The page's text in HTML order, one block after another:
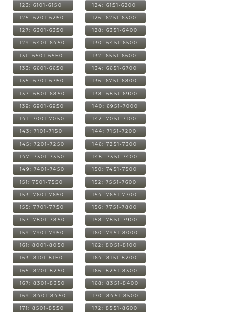
123: 6101-6150 124: 6151-6200
125: 6201-6250 126: 6251-6300
127: 6301-6350 128: 6351-6400
129: 6401-6450 130: 6451-6500
131: 6501-6550 132: 6551-6600
133: 6601-6650 134: 6651-6700
135: 6701-6750 136: 6751-6800
137: 6801-6850 138: 6851-6900
139: 6901-6950 140: 6951-7000
141: 7001-7050 142: 7051-7100
143: 7101-7150 144: 7151-7200
145: 7201-7250 146: 7251-7300
147: 7301-7350 148: 7351-7400
149: 7401-7450 150: 7451-7500
151: 7501-7550 152: 7551-7600
153: 7601-7650 154: 7651-7700
155: 7701-7750 156: 7751-7800
157: 7801-7850 158: 7851-7900
159: 7901-7950 160: 7951-8000
161: 8001-8050 162: 8051-8100
163: 8101-8150 164: 8151-8200
165: 8201-8250 166: 8251-8300
167: 8301-8350 168: 8351-8400
169: 8401-8450 170: 8451-8500
171: 8501-8550 172: 8551-8600